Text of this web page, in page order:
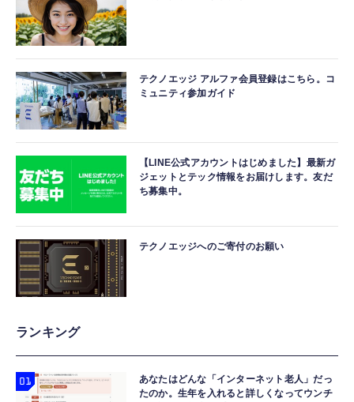
テクノエッジ アルファ会員登録はこちら。コ
ミュニティ参加ガイド
【LINE公式アカウントはじめました】最新ガ
ジェットとテック情報をお届けします。友だ
ち募集中。
テクノエッジへのご寄付のお願い
ランキング
あなたはどんな「インターネット老人」だっ
たのか。生年を入れると詳しくなってウンチ